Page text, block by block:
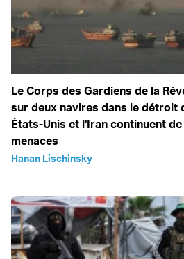
Le Corps des Gardiens de la
sur deux navires dans le détroit
États-Unis et l'Iran continuent
menaces
Hanan Lischinsky